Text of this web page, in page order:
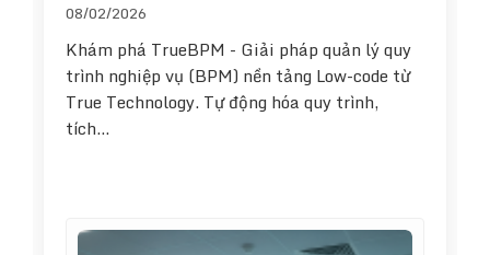
08/02/2026
Khám phá TrueBPM - Giải pháp quản lý quy
trình nghiệp vụ (BPM) nền tảng Low-code từ
True Technology. Tự động hóa quy trình,
tích…